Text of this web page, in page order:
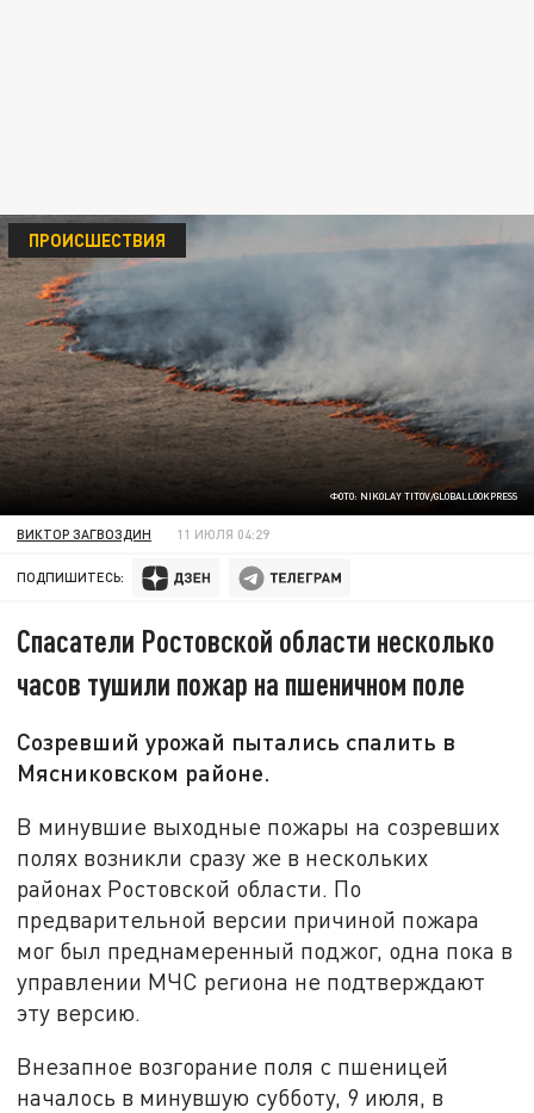
ФОТО: NIKOLAY TITOV/GLOBALLOOKPRESS
ПРОИСШЕСТВИЯ
ВИКТОР ЗАГВОЗДИН 11 ИЮЛЯ 04:29
ПОДПИШИТЕСЬ:
Спасатели Ростовской области несколько
часов тушили пожар на пшеничном поле
Созревший урожай пытались спалить в
Мясниковском районе.
В минувшие выходные пожары на созревших
полях возникли сразу же в нескольких
районах Ростовской области. По
предварительной версии причиной пожара
мог был преднамеренный поджог, одна пока в
управлении МЧС региона не подтверждают
эту версию.
Внезапное возгорание поля с пшеницей
началось в минувшую субботу, 9 июля, в